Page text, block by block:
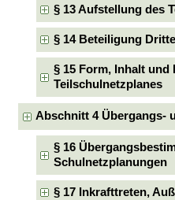
§ 13 Aufstellung des
§ 14 Beteiligung
§ 15 Form, Inhalt und
Teilschulnetzplanes
Abschnitt 4 Übergangs-
§ 16
Schulnetzplanungen
§ 17 Inkrafttreten,